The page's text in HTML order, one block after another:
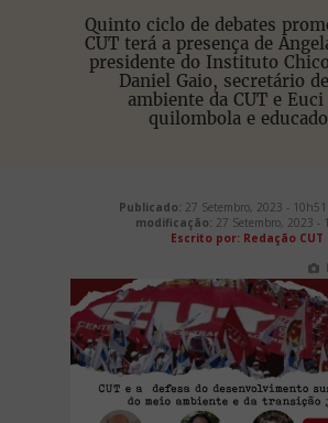
Quinto ciclo de debates
CUT terá a presença de
presidente do Instituto
Daniel Gaio, secretário
ambiente da CUT e Euci
quilombola e
Publicado: 27 Setembro, 2023 -
modificação: 27 Setembro, 2023 -
Escrito por: Redação CUT